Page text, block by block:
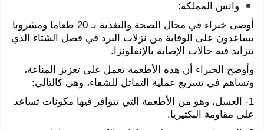
واتس المملكة:
أوصى خبراء في مجال الصحة والتغذية بـ 20 طعاما ومشروبا
يساعدون على الوقاية من نزلات البرد في فصل الشتاء الذي
تتزايد فيه حالات الإصابة بالإنفلونزا.
وأوضح الخبراء أن هذه الأطعمة تعمل على تعزيز المناعة،
وتساهم في تسريع عملية التماثل للشفاء، وهي كالتالي:
1- العسل، وهو من الأطعمة التي تتوافر فيها مكونات تساعد
على مقاومة البكتيريا.